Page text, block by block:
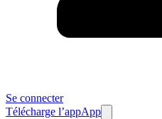
Se connecter
Télécharge l’appApp